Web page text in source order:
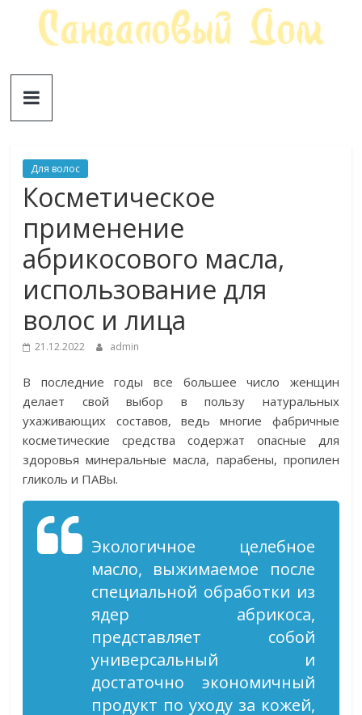
Сандаловый
Для волос
Косметическое
применение
абрикосового масла,
использование для
волос и лица
21.12.2022 admin
В последние годы все большее число женщин
делает свой выбор в пользу натуральных
ухаживающих составов, ведь многие фабричные
косметические средства содержат опасные для
здоровья минеральные масла, парабены, пропилен
гликоль и ПАВы.
Экологичное целебное
масло, выжимаемое после
специальной обработки из
ядер абрикоса,
представляет собой
универсальный и
достаточно экономичный
продукт по уходу за кожей,